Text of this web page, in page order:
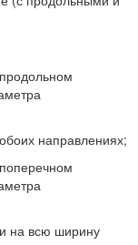
направлениях;
на всю ширину